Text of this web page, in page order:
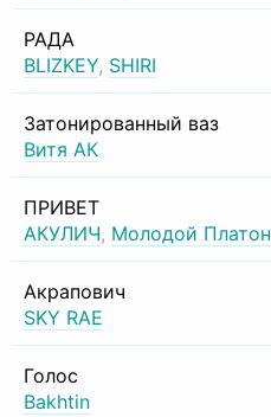
РАДА
BLIZKEY, SHIRI
Затонированный ваз
Витя АК
ПРИВЕТ
АКУЛИЧ, Молодой Платон
Акрапович
SKY RAE
Голос
Bakhtin